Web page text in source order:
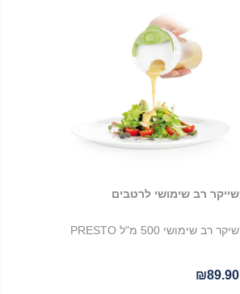
שייקר רב שימושי לרטבים
שיקר רב שימושי 500 מ"ל PRESTO
₪89.90